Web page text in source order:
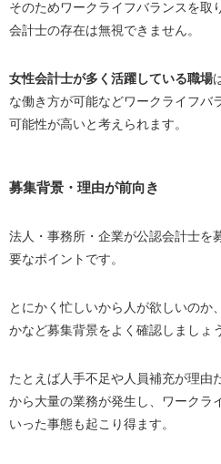
そのためワークライフバランスを取
会計士の存在は無視できません。
女性会計士が多く活躍している職場
な働き方が可能などワークライフバ
可能性が高いと考えられます。
募集背景・理由が前向き
法人・事務所・企業が公認会計士を
要なポイントです。
とにかく忙しいから人が欲しいのか
かなど募集背景をよく確認しましょう
たとえば人手不足や人員補充が理由
から大量の業務が発生し、ワークラ
いった事態も起こり得ます。